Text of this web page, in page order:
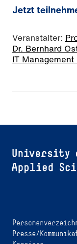
Jetzt
Veranstalter:
Dr. Bernhard
IT
Presse/